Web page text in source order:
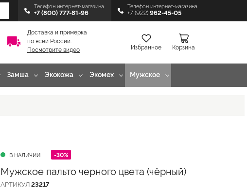
Телефон интернет-магазина
+7 (800) 777-81-96
Телефон интернет-магазина
+7 (922) 962-45-05
Доставка и примерка
по всей России.
Посмотрите видео
Избранное Корзина
Замша Экокожа Экомех Мужское
В НАЛИЧИИ -30%
Мужское пальто черного цвета (чёрный)
АРТИКУЛ23217